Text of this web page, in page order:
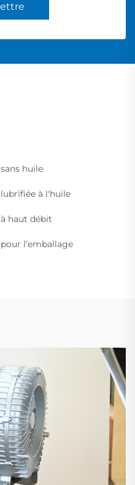
huile
à l'huile
haut débit
l'emballage